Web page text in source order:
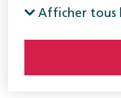
Afficher tous